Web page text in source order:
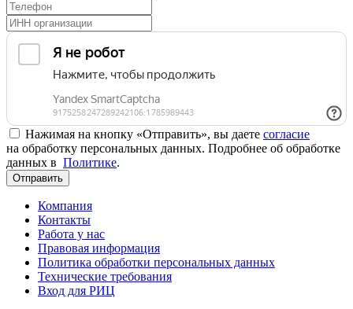
Нажимая на кнопку «Отправить», вы даете согласие
на обработку персональных данных. Подробнее об обработке
данных в Политике.
Отправить
Компания
Контакты
Работа у нас
Правовая информация
Политика обработки персональных данных
Технические требования
Вход для РИЦ